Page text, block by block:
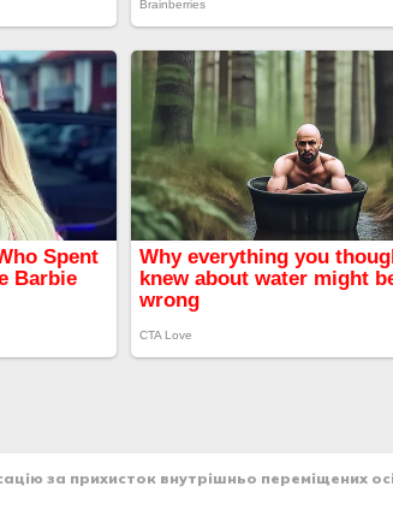
за прихисток внутрішньо переміщених